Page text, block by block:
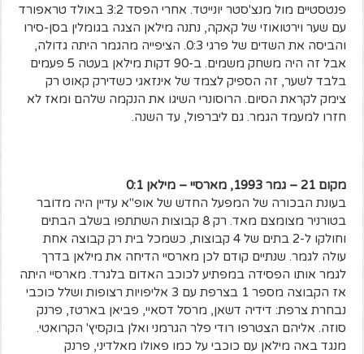
פנטסטיים מול מנצ'סטר יונייטד. אחרי הפסד 3:2 באולד טראפורד
עם שער וירטואוזי של קאקה, נתנה מילאן הצגה בגומלין בסן-סירו
והביסה את השדים של פרגי 0:3. הציפייה מהגמר היתה גדולה,
אבל זה היה משחק משמים. ב-90 דקות מילאן בעטה 5 פעמים
בלבד לשער, זה הספיק לצמד של אינזאגי כשדירק קאוט רק
צימק לקראת הסיום. הרוסונרי השיגו את הנקמה שלהם ומאז לא
חזרו למעמד הגמר. גם ליברפול, עד השנה.
מקום 21 – גמר 1993, מארסיי – מילאן 0:1
בעונת הבכורה של המפעל החדש של אופ"א עדיין היה מדובר
בטורניר מצומצם מאד. רק 8 קבוצות השתתפו בשלב הבתים
וחולקו ל-2 בתים של 4 קבוצות, כשמכל בית רק קבוצה אחת
עולה לגמר. שנתיים קודם לכן מארסיי הדיחה את מילאן בדרך
לגמר אותו הפסידה במפתיע לכוכב האדום בלגרד. מארסיי היתה
אז הקבוצה מספר 1 בצרפת עם 3 אליפויות רצופות ושלל כוכבי
נבחרת צרפת: דידיה דשאן, מרסל דסאיי, פביאן בארטז, פרנק
סוזה. אליהם הצטרפו רודי פלר הגרמני ואלן בוקסיץ' הקרואטי.
מנגד באה מילאן עם כוכבי על כמו פאולו מאלדיני, פרנק